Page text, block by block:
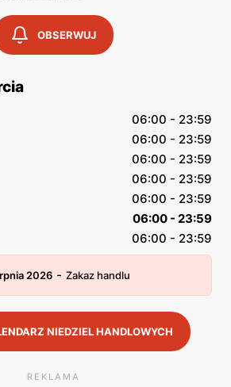
OBSERWUJ
06:00 - 23:59
06:00 - 23:59
06:00 - 23:59
06:00 - 23:59
06:00 - 23:59
06:00 - 23:59
06:00 - 23:59
2026 - Zakaz handlu
NIEDZIEL HANDLOWYCH
REKLAMA